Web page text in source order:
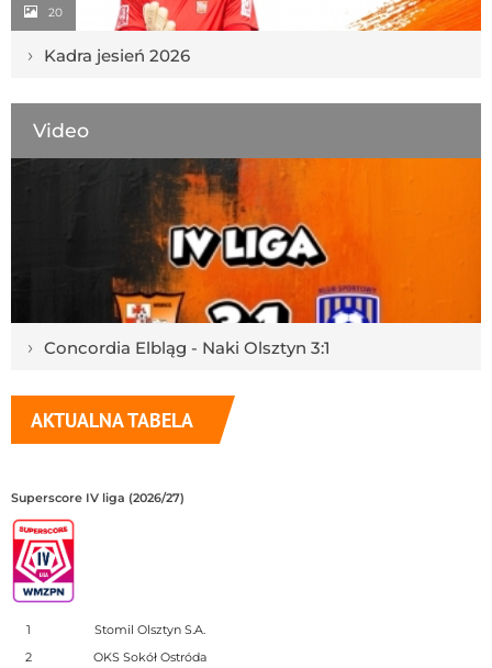
20
› Kadra jesień 2026
Video
› Concordia Elbląg - Naki Olsztyn 3:1
AKTUALNA TABELA
Superscore IV liga (2026/27)
1
Stomil Olsztyn S.A.
2
OKS Sokół Ostróda